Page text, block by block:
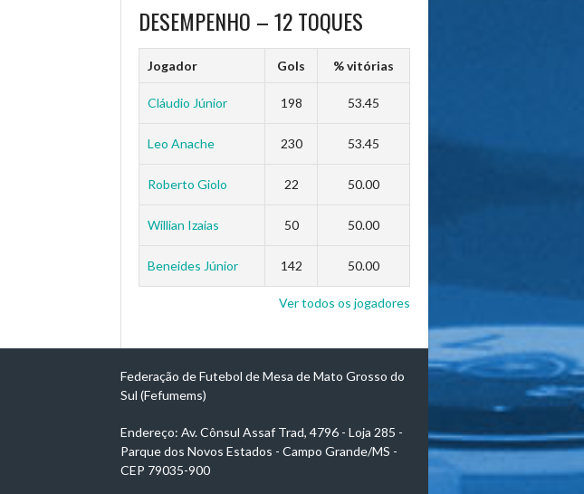
DESEMPENHO – 12 TOQUES
Jogador Gols % vitórias
Cláudio Júnior 198 53.45
Leo Anache 230 53.45
Roberto Giolo 22 50.00
Willian Izaias 50 50.00
Beneides Júnior 142 50.00
Ver todos os jogadores
Federação de Futebol de Mesa de Mato Grosso do
Sul (Fefumems)
Endereço: Av. Cônsul Assaf Trad, 4796 - Loja 285 -
Parque dos Novos Estados - Campo Grande/MS -
CEP 79035-900